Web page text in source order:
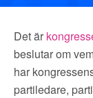
ENGAGERA
ENAD RÖST
Det är
beslutar om
har
partiledare,